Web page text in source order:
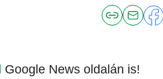
Google News oldalán is!